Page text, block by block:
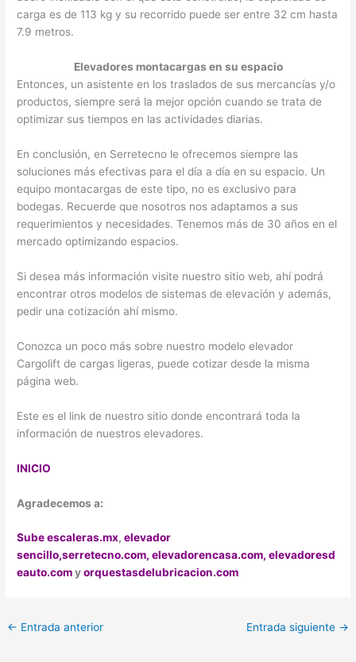
carga es de 113 kg y su recorrido puede ser entre 32 cm hasta
7.9 metros.
Elevadores montacargas en su espacio
Entonces, un asistente en los traslados de sus mercancías y/o
productos, siempre será la mejor opción cuando se trata de
optimizar sus tiempos en las actividades diarias.
En conclusión, en Serretecno le ofrecemos siempre las
soluciones más efectivas para el día a día en su espacio. Un
equipo montacargas de este tipo, no es exclusivo para
bodegas. Recuerde que nosotros nos adaptamos a sus
requerimientos y necesidades. Tenemos más de 30 años en el
mercado optimizando espacios.
Si desea más información visite nuestro sitio web, ahí podrá
encontrar otros modelos de sistemas de elevación y además,
pedir una cotización ahí mismo.
Conozca un poco más sobre nuestro modelo elevador
Cargolift de cargas ligeras, puede cotizar desde la misma
página web.
Este es el link de nuestro sitio donde encontrará toda la
información de nuestros elevadores.
INICIO
Agradecemos a:
Sube escaleras.mx,elevador
sencillo,serretecno.com, elevadorencasa.com, elevadoresd
eauto.comyorquestasdelubricacion.com
← Entrada anterior Entrada siguiente →